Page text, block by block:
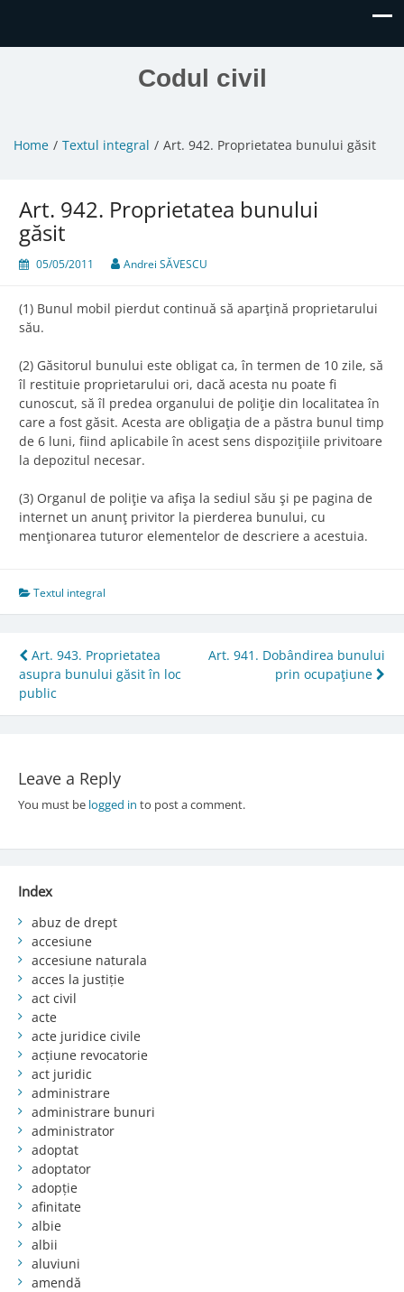
Codul civil
Home Textul integral Art. 942. Proprietatea bunului găsit
Art. 942. Proprietatea bunului
găsit
05/05/2011 Andrei SĂVESCU
(1) Bunul mobil pierdut continuă să aparţină proprietarului
său.
(2) Găsitorul bunului este obligat ca, în termen de 10 zile, să
îl restituie proprietarului ori, dacă acesta nu poate fi
cunoscut, să îl predea organului de poliţie din localitatea în
care a fost găsit. Acesta are obligaţia de a păstra bunul timp
de 6 luni, fiind aplicabile în acest sens dispoziţiile privitoare
la depozitul necesar.
(3) Organul de poliţie va afişa la sediul său şi pe pagina de
internet un anunţ privitor la pierderea bunului, cu
menţionarea tuturor elementelor de descriere a acestuia.
Textul integral
Post
navigation
Art. 943. Proprietatea
asupra bunului găsit în loc
public
Art. 941. Dobândirea bunului
prin ocupaţiune
Leave a Reply
You must be logged in to post a comment.
Index
abuz de drept
accesiune
accesiune naturala
acces la justiție
act civil
acte
acte juridice civile
acțiune revocatorie
act juridic
administrare
administrare bunuri
administrator
adoptat
adoptator
adopție
afinitate
albie
albii
aluviuni
amendă